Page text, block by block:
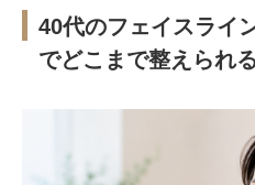
40代のフェイスライ
でどこまで整えられ